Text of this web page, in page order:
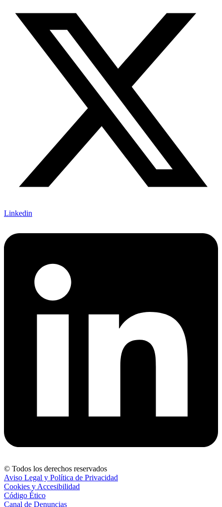
Linkedin
© Todos los derechos reservados
Aviso Legal y Política de Privacidad
Cookies y Accesibilidad
Código Ético
Canal de Denuncias